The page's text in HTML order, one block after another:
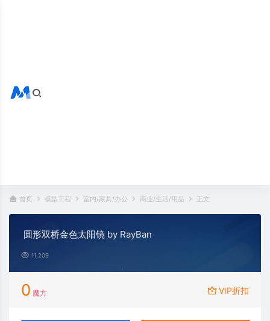
首页 模型工程 室内/家具/办公 商业/生活/用品 正文
圆形双桥金色太阳镜 by RayBan
11,209
0 魔方 VIP折扣